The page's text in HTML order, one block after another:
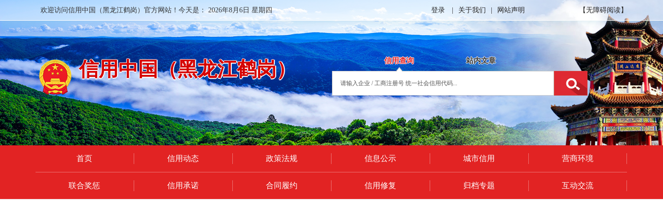
欢迎访问信用中国（黑龙江鹤岗）官方网站！今天是：2026年8月6日 星期四 登录 关于我们 网站声明 【无障碍阅读】
信用中国（黑龙江鹤岗） 信用查询 站内文章
首页 信用动态 政策法规 信息公示 城市信用 营商环境
联合奖惩 信用承诺 合同履约 信用修复 归档专题 互动交流